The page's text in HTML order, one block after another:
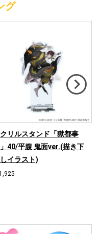
グ
リルスタンド「獄都事
40/平腹 鬼面ver.(描き下
イラスト)